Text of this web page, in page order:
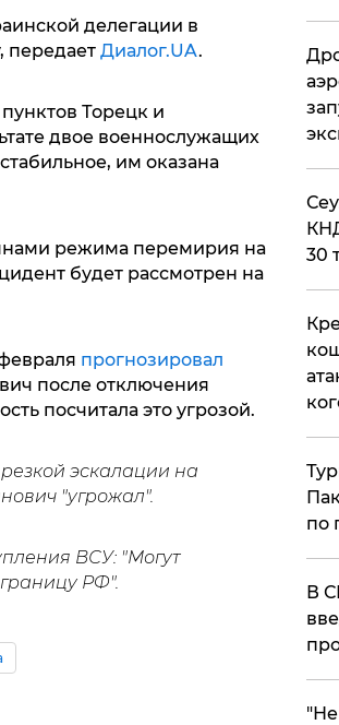
делегации в
передает Диалог.UA.
Торецк и
двое военнослужащих
им оказана
режима перемирия на
будет рассмотрен на
прогнозировал
после отключения
посчитала это угрозой.
эскалации на
"угрожал".
ВСУ: "Могут
РФ".
30
по
В